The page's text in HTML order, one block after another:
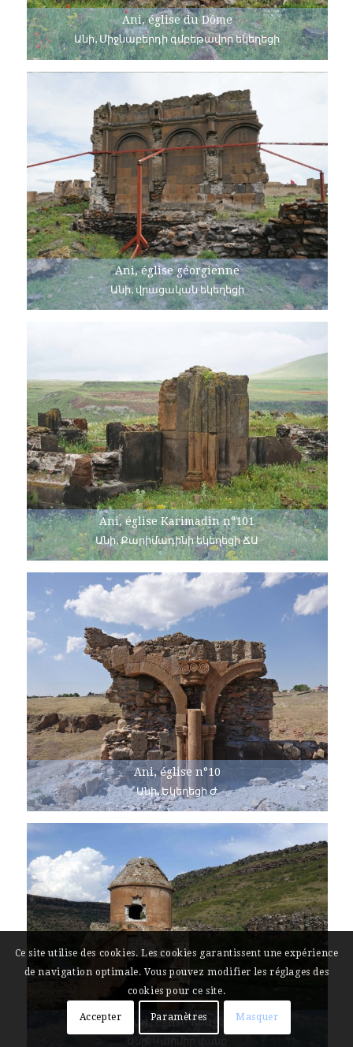
Ani, église du Dôme
Անի, Միջնաբերդի գմբեթավոր եկեղեցի
Ani, église géorgienne
Անի, վրացական եկեղեցի
Ani, église Karimadin n°101
Անի, Քարիմադինի եկեղեցի ՃԱ
Ani, église n°10
Անի, Եկեղեցի Ժ
Ani, église Rouge
Անի, Կարմիր վանք
Ce site utilise des cookies. Les cookies garantissent une expérience
de navigation optimale. Vous pouvez modifier les réglages des
cookies pour ce site.
Accepter Paramètres Masquer